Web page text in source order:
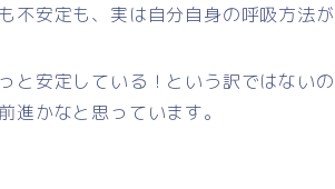
不安定も、実は自分自身の呼吸方法
と安定している！という訳ではないの
進かなと思っています。